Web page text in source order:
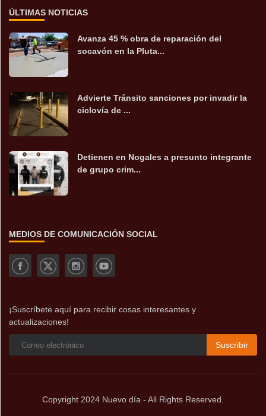
ÚLTIMAS NOTICIAS
Avanza 45 % obra de reparación del
socavón en la Pluta...
Advierte Tránsito sanciones por invadir la
ciclovía de ...
Detienen en Nogales a presunto integrante
de grupo crim...
MEDIOS DE COMUNICACIÓN SOCIAL
¡Suscríbete aquí para recibir cosas interesantes y
actualizaciones!
Suscribir
Copyright 2024 Nuevo día - All Rights Reserved.